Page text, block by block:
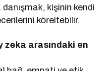
kişinin kendi
köreltebilir.
zeka arasındaki en